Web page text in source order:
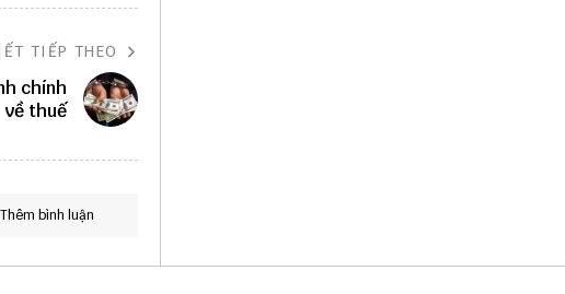
TIẾP THEO
chính
về thuế
Thêm bình luận